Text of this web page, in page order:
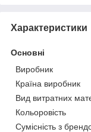
Характеристики
Основні
Виробник
Країна виробник
Вид витратних
Кольоровість
Сумісність з